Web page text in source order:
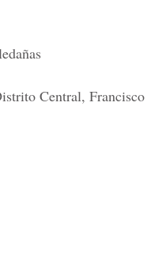
Central, Francisco